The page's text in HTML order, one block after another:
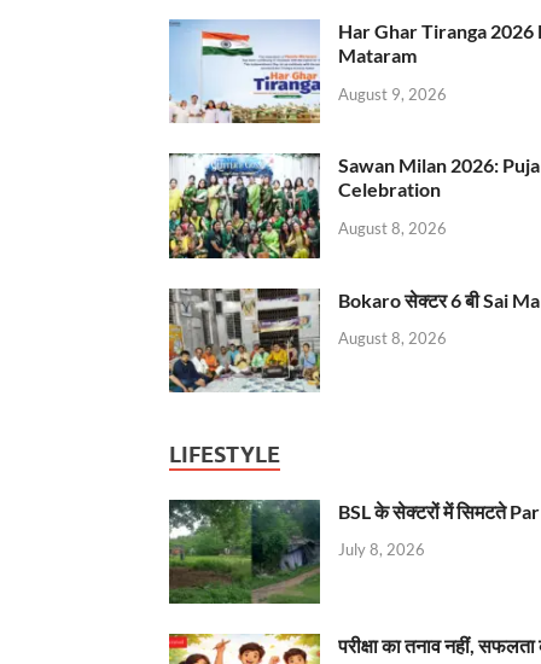
Har Ghar Tiranga 2026
Mataram
August 9, 2026
Sawan Milan 2026:
Celebration
August 8, 2026
Bokaro सेक्टर 6 बी Sai
August 8, 2026
LIFESTYLE
BSL के सेक्टरों में सिमटते
July 8, 2026
परीक्षा का तनाव नहीं,